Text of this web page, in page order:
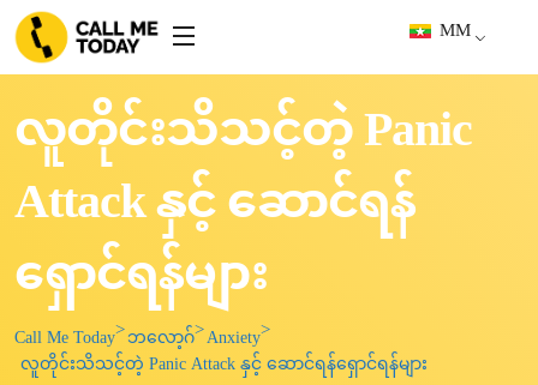
MM
လူတိုင်းသိသင့်တဲ့ Panic
Attack နှင့် ဆောင်ရန်
ရှောင်ရန်များ
Call Me Today ဘလော့ဂ် Anxiety
လူတိုင်းသိသင့်တဲ့ Panic Attack နှင့် ဆောင်ရန်ရှောင်ရန်များ